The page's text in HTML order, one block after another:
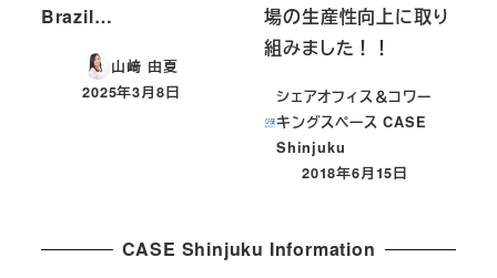
Brazil…
山﨑 由夏
投稿日
2025年3月8日
場の生産性向上に取り
組みました！！
シェアオフィス＆コワー
キングスペース CASE
Shinjuku
投稿日
2018年6月15日
CASE Shinjuku Information